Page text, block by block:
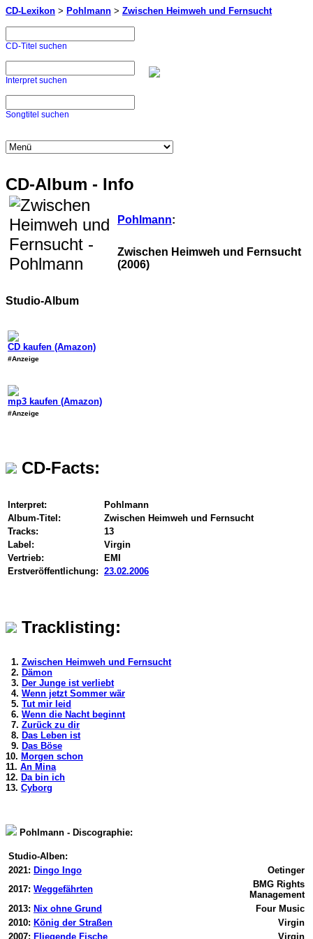
CD-Lexikon > Pohlmann > Zwischen Heimweh und Fernsucht
CD-Titel suchen
Interpret suchen
Songtitel suchen
CD-Album - Info
Pohlmann:
Zwischen Heimweh und Fernsucht
(2006)
Studio-Album
CD kaufen (Amazon)
#Anzeige
mp3 kaufen (Amazon)
#Anzeige
CD-Facts:
Interpret:
Pohlmann
Album-Titel:
Zwischen Heimweh und Fernsucht
Tracks:
13
Label:
Virgin
Vertrieb:
EMI
Erstveröffentlichung: 23.02.2006
Tracklisting:
1. Zwischen Heimweh und Fernsucht
2. Dämon
3. Der Junge ist verliebt
4. Wenn jetzt Sommer wär
5. Tut mir leid
6. Wenn die Nacht beginnt
7. Zurück zu dir
8. Das Leben ist
9. Das Böse
10. Morgen schon
11. An Mina
12. Da bin ich
13. Cyborg
Pohlmann - Discographie:
Studio-Alben:
2021: Dingo Ingo
Oetinger
2017: Weggefährten
BMG Rights
Management
2013: Nix ohne Grund
Four Music
2010: König der Straßen
Virgin
2007: Fliegende Fische Virgin